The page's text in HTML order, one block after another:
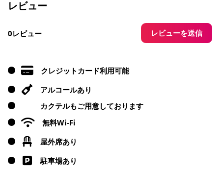
レビュー
0レビュー レビューを送信
クレジットカード利用可能
アルコールあり
カクテルもご用意しております
無料Wi-Fi
屋外席あり
駐車場あり